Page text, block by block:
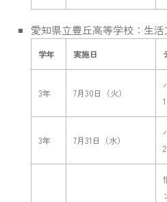
愛知県立豊丘高等学校：生活
学年 実施日
3年 7月30日（火）
1
3年 7月31日（水）
2